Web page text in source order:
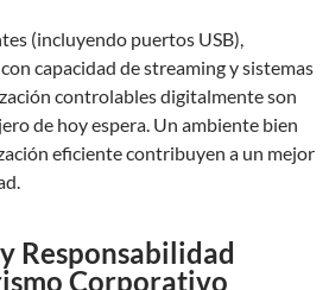
(incluyendo puertos USB),
capacidad de streaming y sistemas
controlables digitalmente son
de hoy espera. Un ambiente bien
eficiente contribuyen a un mejor
Responsabilidad
Corporativo